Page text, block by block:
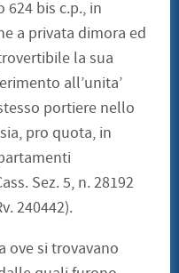
bis c.p., in
a privata dimora ed
la sua
all’unita’
portiere nello
pro quota, in
Sez. 5, n. 28192
240442).
ove si trovavano